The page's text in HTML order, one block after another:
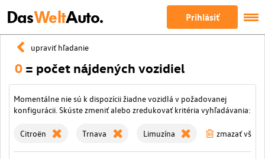
DasWeltAuto. Prihlásiť
upraviť hľadanie
0 = počet nájdených vozidiel
Momentálne nie sú k dispozícii žiadne vozidlá v požadovanej
konfigurácii. Skúste zmeniť alebo zredukovať kritéria vyhľadávania:
Citroën Trnava Limuzína zmazať